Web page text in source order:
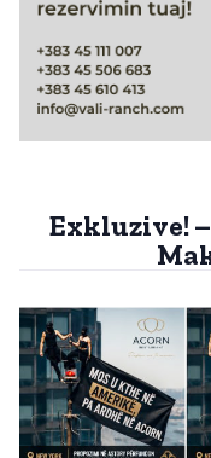
Exkluzive!